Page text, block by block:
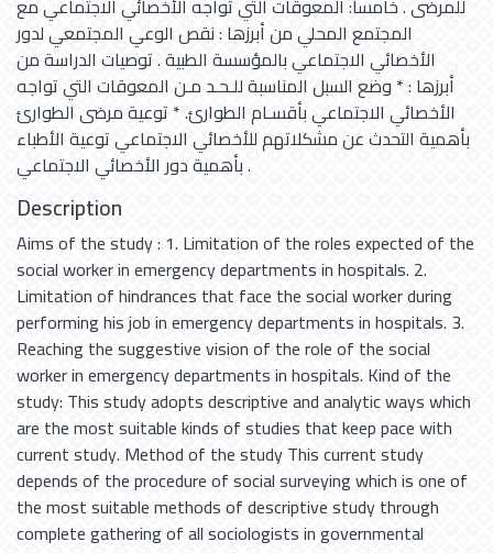
المجتمع المحلي من أبرزها : نقص الوعي المجتمعي لدور
الأخصائي الاجتماعي بالمؤسسة الطبية . توصيات الدراسة من
أبرزها : * وضع السبل المناسبة للـحـد مـن المعوقات التي تواجه
الأخصائي الاجتماعي بأقسـام الطوارئ. * توعية مرضى الطوارئ
بأهمية التحدث عن مشكلاتهم للأخصائي الاجتماعي توعية الأطباء
بأهمية دور الأخصائي الاجتماعي .
Description
Aims of the study : 1. Limitation of the roles expected of the
social worker in emergency departments in hospitals. 2.
Limitation of hindrances that face the social worker during
performing his job in emergency departments in hospitals. 3.
Reaching the suggestive vision of the role of the social
worker in emergency departments in hospitals. Kind of the
study: This study adopts descriptive and analytic ways which
are the most suitable kinds of studies that keep pace with
current study. Method of the study This current study
depends of the procedure of social surveying which is one of
the most suitable methods of descriptive study through
complete gathering of all sociologists in governmental